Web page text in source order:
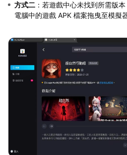
方式二：若遊戲中心未找到所需版
電腦中的遊戲 APK 檔案拖曳至模擬